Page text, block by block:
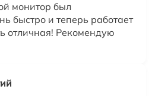
монитор был
быстро и теперь работает
отличная! Рекомендую